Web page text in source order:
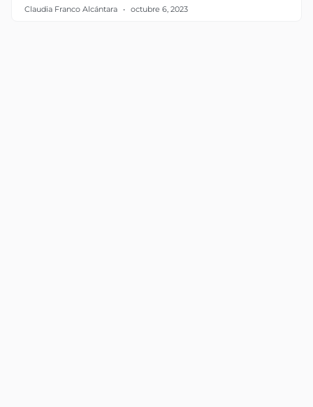
Claudia Franco Alcántara octubre 6, 2023